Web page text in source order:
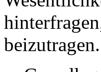
beizutragen.